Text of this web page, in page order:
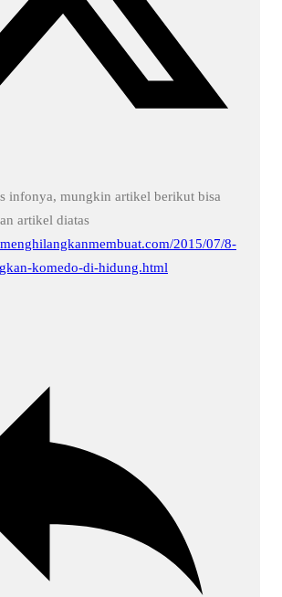
infonya, mungkin artikel berikut bisa
artikel diatas
2015/07/8-
komedo-di-hidung.html